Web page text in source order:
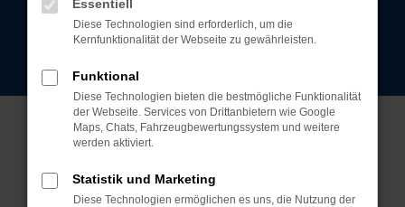
© 2026 Auto Seubert GmbH | Alte Wörther Straße 16 | DE-94315
Essentiell
Diese Technologien sind erforderlich, um die
Kernfunktionalität der Webseite zu gewährleisten.
Funktional
Diese Technologien bieten die bestmögliche Funktionalität
der Webseite. Services von Drittanbietern wie Google
Maps, Chats, Fahrzeugbewertungssystem und weitere
werden aktiviert.
Statistik und Marketing
Diese Technologien ermöglichen es uns, die Nutzung der